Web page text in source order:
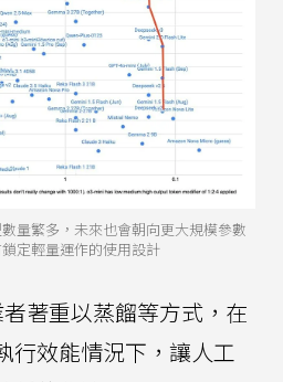
量繁多，未來也會朝向更大規模參數
定輕量運作的使用設計
著重以蒸餾等方式，在
行效能情況下，讓人工